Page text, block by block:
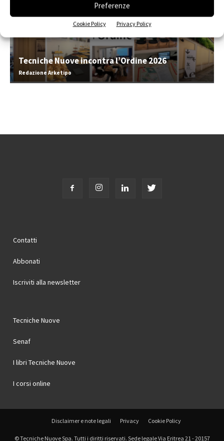
Preferenze
Cookie Policy Privacy Policy
Tecniche Nuove incontra l’Ordine 2026
Redazione Arketipo
Contatti
Abbonati
Iscriviti alla newsletter
Tecniche Nuove
Senaf
I libri Tecniche Nuove
I corsi online
Disclaimer e note legali Privacy Cookie Policy
© Tecniche Nuove Spa. Tutti i diritti riservati. Sede legale Via Eritrea 21 - 20157